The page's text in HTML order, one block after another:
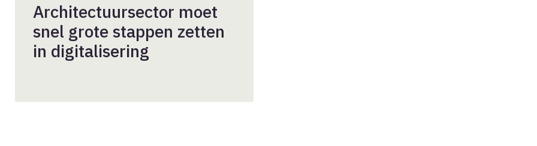
Architectuursector moet
snel grote stappen zetten
in digitalisering